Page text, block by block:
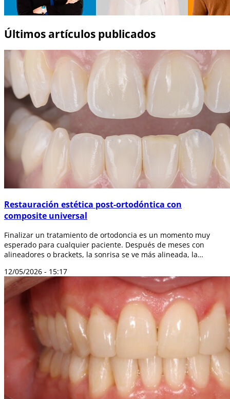
Últimos artículos publicados
Restauración estética post-ortodóntica con
composite universal
Finalizar un tratamiento de ortodoncia es un momento muy
esperado para cualquier paciente. Después de meses con
alineadores o brackets, la sonrisa se ve más alineada, la
12/05/2026 - 15:17